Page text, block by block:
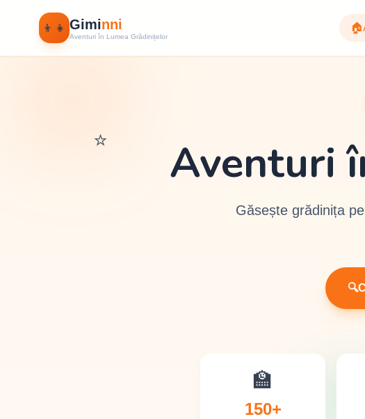
👦👧 Giminni
Aventuri în Lumea Grădinițelor
🏠
⭐ Aventuri
Găsește grădinița
🔍
🏫
150+